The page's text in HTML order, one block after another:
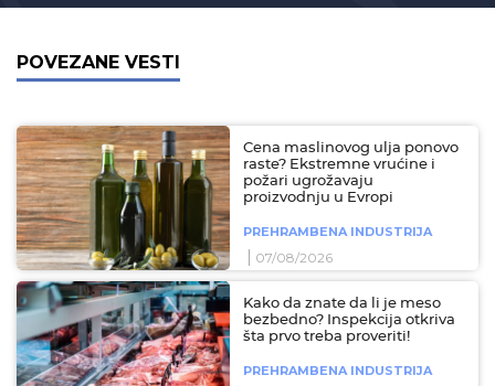
POVEZANE VESTI
Cena maslinovog ulja ponovo
raste? Ekstremne vrućine i
požari ugrožavaju
proizvodnju u Evropi
PREHRAMBENA INDUSTRIJA
07/08/2026
Kako da znate da li je meso
bezbedno? Inspekcija otkriva
šta prvo treba proveriti!
PREHRAMBENA INDUSTRIJA